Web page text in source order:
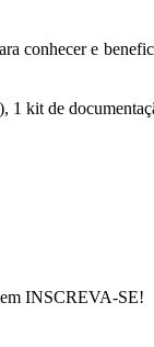
conhecer e
kit de
em INSCREVA-SE!